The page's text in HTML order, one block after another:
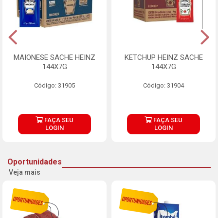
MAIONESE SACHE HEINZ
144X7G
Código: 31905
FAÇA SEU
LOGIN
KETCHUP HEINZ SACHE
144X7G
Código: 31904
FAÇA SEU
LOGIN
Oportunidades
Veja mais